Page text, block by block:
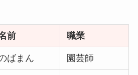
前 職業
ばまん 園芸師